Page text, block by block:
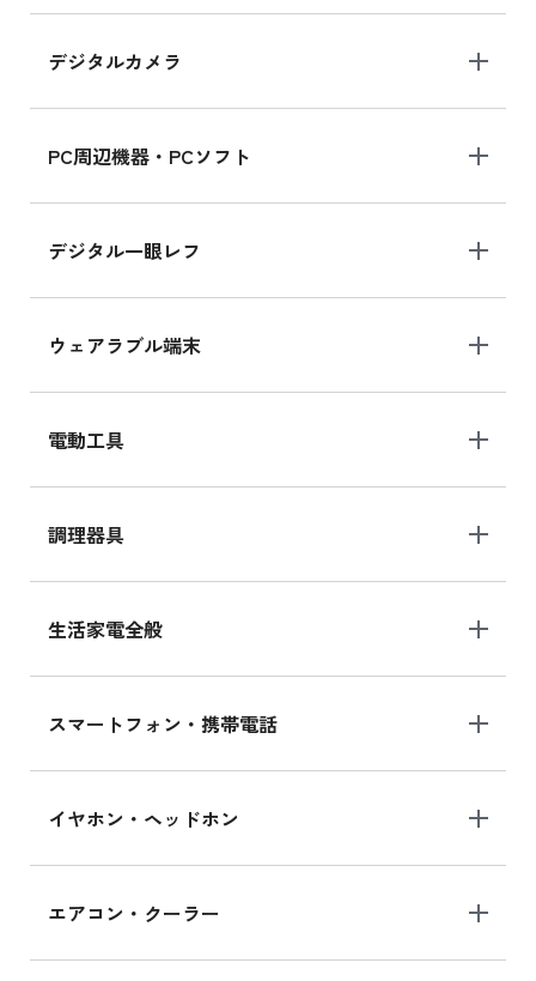
デジタルカメラ
PC周辺機器・PCソフト
デジタル一眼レフ
ウェアラブル端末
電動工具
調理器具
生活家電全般
スマートフォン・携帯電話
イヤホン・ヘッドホン
エアコン・クーラー